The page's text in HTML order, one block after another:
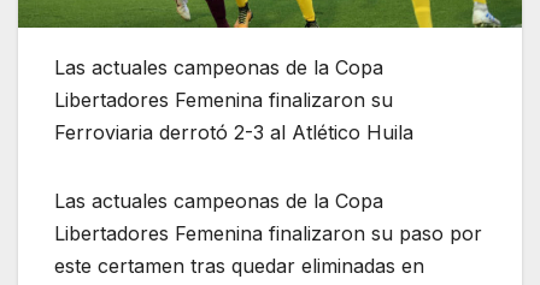
Las actuales campeonas de la Copa
Libertadores Femenina finalizaron su
Ferroviaria derrotó 2-3 al Atlético Huila
Las actuales campeonas de la Copa
Libertadores Femenina finalizaron su paso por
este certamen tras quedar eliminadas en